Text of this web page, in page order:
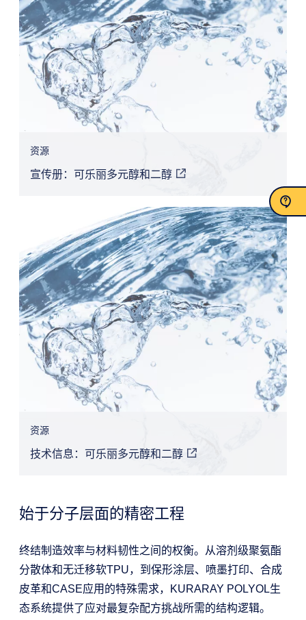
联系我们
资源
宣传册：可乐丽多元醇和二醇
资源
技术信息：可乐丽多元醇和二醇
始于分子层面的精密工程
终结制造效率与材料韧性之间的权衡。从溶剂级聚氨酯
分散体和无迁移软TPU，到保形涂层、喷墨打印、合成
皮革和CASE应用的特殊需求，KURARAY POLYOL生
态系统提供了应对最复杂配方挑战所需的结构逻辑。